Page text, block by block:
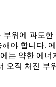
위에 과도
야 합니다.
는 약한 에
직 처진